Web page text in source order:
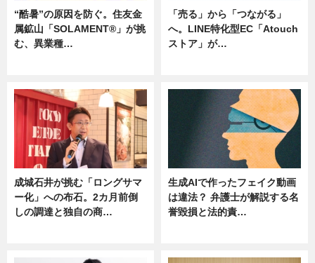
“酷暑”の原因を防ぐ。住友金
属鉱山「SOLAMENT®」が挑
む、異業種…
「売る」から「つながる」
へ。LINE特化型EC「Atouch
ストア」が…
成城石井が挑む「ロングサマ
ー化」への布石。2カ月前倒
しの調達と独自の商…
生成AIで作ったフェイク動画
は違法？ 弁護士が解説する名
誉毀損と法的責…